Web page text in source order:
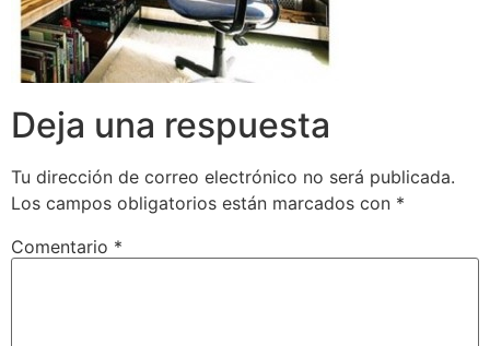
Deja una respuesta
Tu dirección de correo electrónico no será publicada.
Los campos obligatorios están marcados con *
Comentario *